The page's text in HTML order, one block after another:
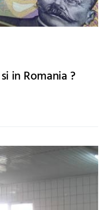
in Romania ?